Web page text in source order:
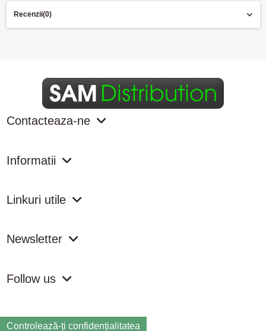
Recenzii(0)
Contacteaza-ne
Informatii
Linkuri utile
Newsletter
Follow us
Controlează-ți confidențialitatea